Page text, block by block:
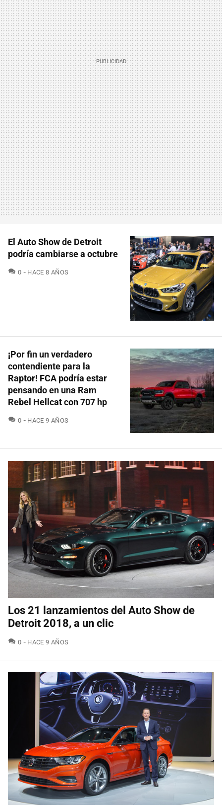
El Auto Show de Detroit
podría cambiarse a octubre
0 COMENTARIOS
HACE 8 AÑOS
¡Por fin un verdadero
contendiente para la
Raptor! FCA podría estar
pensando en una Ram
Rebel Hellcat con 707 hp
0 COMENTARIOS
HACE 9 AÑOS
Los 21 lanzamientos del Auto Show de
Detroit 2018, a un clic
0 COMENTARIOS
HACE 9 AÑOS